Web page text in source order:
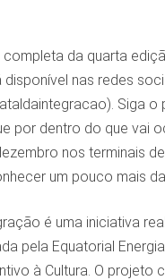
da quarta
nas redes
Siga o
por dentro do que vai
nos terminais
um pouco mais
é uma iniciativa
pela Equatorial
à Cultura. O projeto